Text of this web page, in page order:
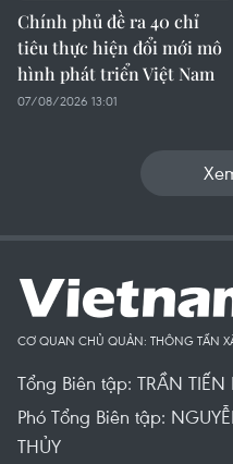
Chính phủ đề ra 40 chỉ
tiêu thực hiện đổi mới mô
hình phát triển Việt Nam
07/08/2026 13:01
CƠ QUAN CHỦ QUẢN: THÔNG TẤN
Tổng Biên tập: TRẦN TIẾN
Phó Tổng Biên tập:
THỦY